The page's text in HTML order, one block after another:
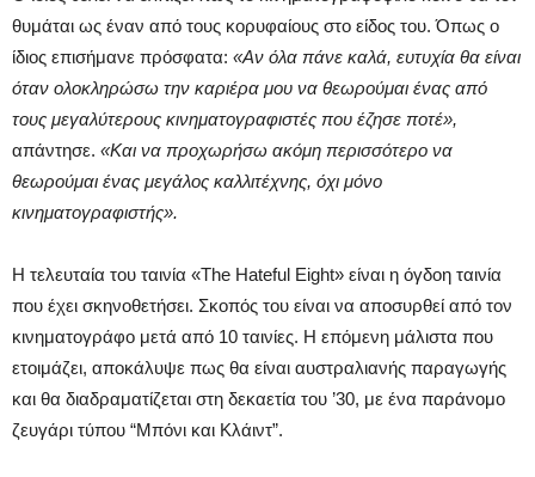
θυμάται ως έναν από τους κορυφαίους στο είδος του. Όπως ο
ίδιος επισήμανε πρόσφατα: «Αν όλα πάνε καλά, ευτυχία θα είναι
όταν ολοκληρώσω την καριέρα μου να θεωρούμαι ένας από
τους μεγαλύτερους κινηματογραφιστές που έζησε ποτέ»,
απάντησε. «Και να προχωρήσω ακόμη περισσότερο να
θεωρούμαι ένας μεγάλος καλλιτέχνης, όχι μόνο
κινηματογραφιστής».
Η τελευταία του ταινία «The Hateful Eight» είναι η όγδοη ταινία
που έχει σκηνοθετήσει. Σκοπός του είναι να αποσυρθεί από τον
κινηματογράφο μετά από 10 ταινίες. Η επόμενη μάλιστα που
ετοιμάζει, αποκάλυψε πως θα είναι αυστραλιανής παραγωγής
και θα διαδραματίζεται στη δεκαετία του ’30, με ένα παράνομο
ζευγάρι τύπου “Μπόνι και Κλάιντ”.